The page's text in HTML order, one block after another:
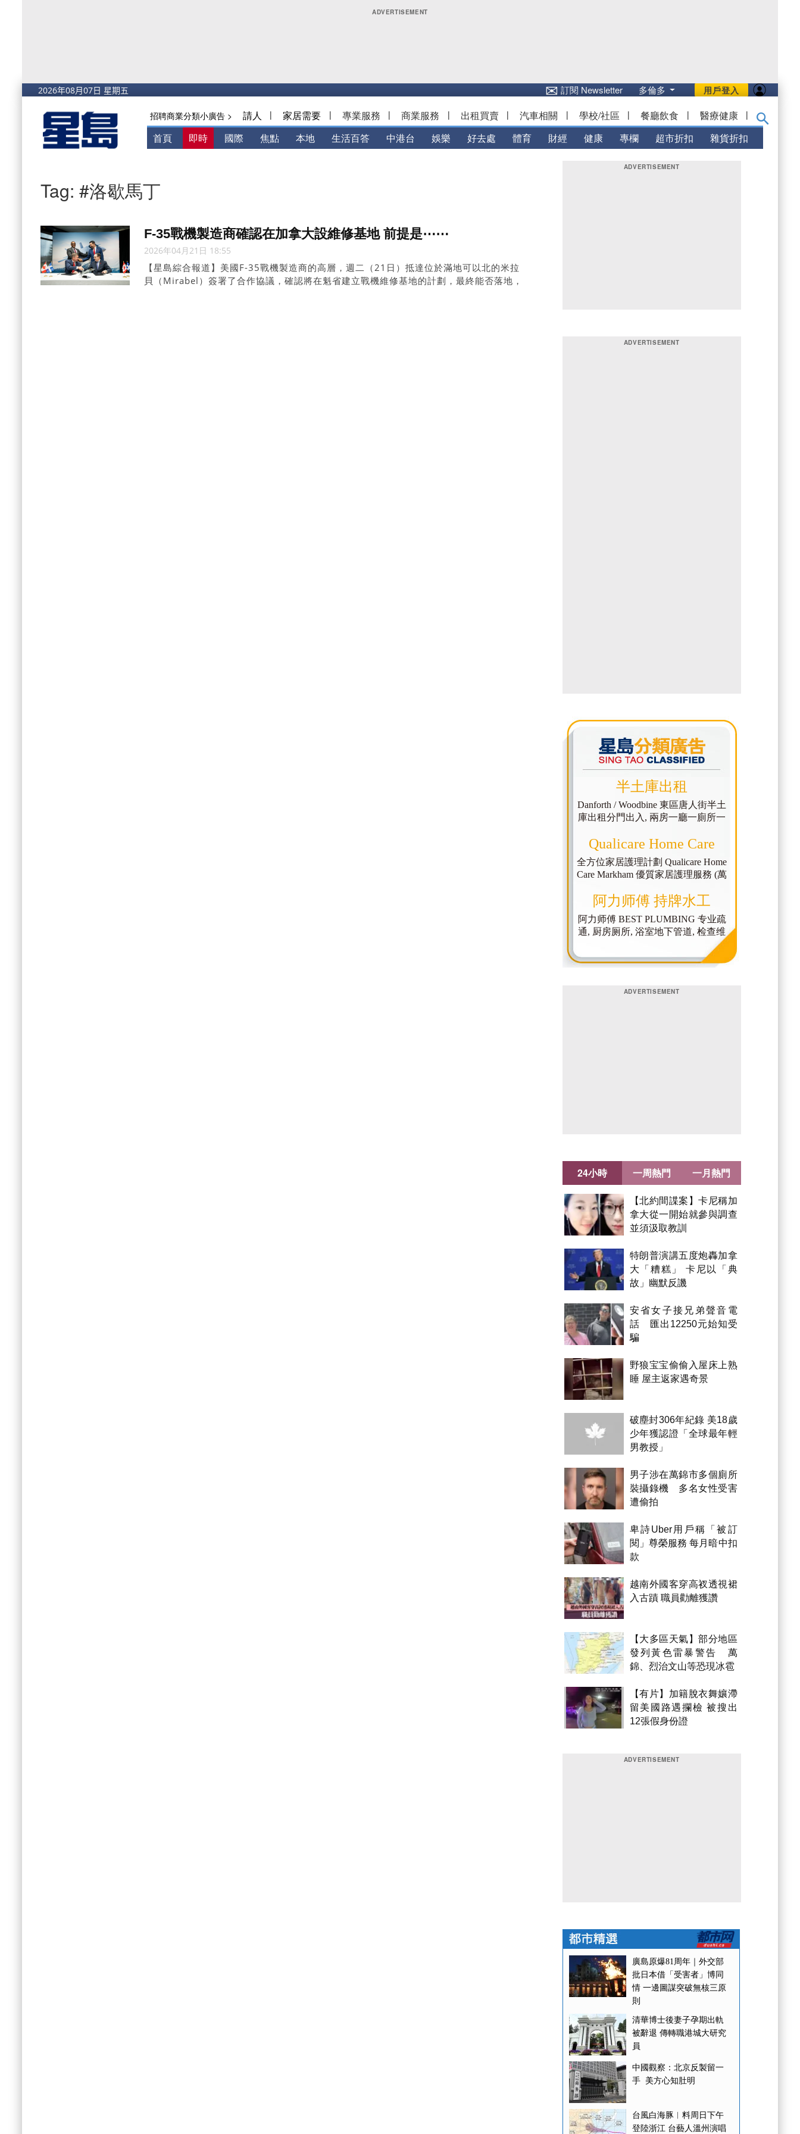
用戶登入
✉訂閱 Newsletter 多倫多
招聘商業分類小廣告 > 請人 | 家居需要 | 專業服務 | 商業服務 | 出租買賣 | 汽車相關 | 學校/社區 | 餐廳飲食 | 醫療健康 |
首頁 即時 國際 焦點 本地 生活百答 中港台 娛樂 好去處 體育 財經 健康 專欄 超市折扣 雜貨折扣
Tag: #洛歇馬丁
F-35戰機製造商確認在加拿大設維修基地 前提是⋯⋯
2026年04月21日 18:55
【星島綜合報道】美國F-35戰機製造商的高層，週二（21日）抵達位於滿地可以北的米拉
貝（Mirabel）簽署了合作協議，確認將在魁省建立戰機維修基地的計劃，最終能否落地，
24小時
【北約間諜案】卡尼稱加
拿大從一開始就參與調查
並須汲取教訓
特朗普演講五度炮轟加拿
大「糟糕」 卡尼以「典
故」幽默反譏
安省女子接兄弟聲音電
話 匯出12250元始知受
騙
野狼宝宝偷偷入屋床上熟
睡 屋主返家遇奇景
破塵封306年紀錄 美18歲
少年獲認證「全球最年輕
男教授」
男子涉在萬錦市多個廁所
裝攝錄機 多名女性受害
遭偷拍
卑詩Uber用戶稱「被訂
閱」尊榮服務 每月暗中扣
款
越南外國客穿高衩透視裙
入古蹟 職員勸離獲讚
【大多區天氣】部分地區
發列黃色雷暴警告 萬
錦、烈治文山等恐現冰雹
【有片】加籍脫衣舞孃滯
留美國路遇攔檢 被搜出
12張假身份證
一周熱門 一月熱門